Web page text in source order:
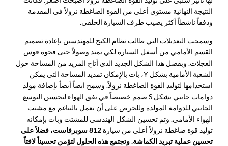
النتيجة النهائية مستوى أعلى من القوة الضاغطة نزولاً في المقدمة
ودفقاً ناشطاً أكثر يصيب طرف السيارة الخلفي.
وسمحت التعديلات التي طالت نظام الكبح للمهندسين بإعادة تصميم
القسم الأمامي من أسفل السيارة لكي يمتد وصولاً حتى فجوة قوس
العجلات. وبفضل هذا الشكل الجديد الذي أتاح المزيد من المساحة حول
الشعبة الأمامية بشكل Y، بات بالإمكان تمديد المساحة التي يمكن
استخدامها لتوليد القوة الضاغطة نزولاً. وسمح ايضاً أيضاً بإضافة مولد
دوامات جانبي بشكل S صمم خصيصاً في نفق الهواء لتحسين التوسع
الجانبي للدوامة المولدة وللحرص على أن تعمل بالتناغم مع مشتت
الهواء الأمامي. وتم تحسين الشكل الهندسي للمشتت وبات بإمكانه
توليد قوة ضاغطة نزولاً أعلى من سيارة
812 سوبرفاست، فضلاً على
تحسين عملية تبريد الكماشة. وتجتمع هذه الحلول لتؤمن تحسيناً لافتاً